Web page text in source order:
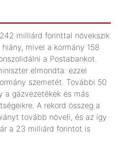
milliárd forinttal növekszik
mivel a kormány 158
a Postabankot.
elmondta: ezzel
szemetét. További 50
a gázvezetékek és más
A rekord összeg a
tovább növeli, és az így
a 23 milliárd forintot is